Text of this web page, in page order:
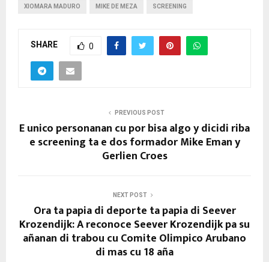
XIOMARA MADURO MIKE DE MEZA SCREENING
SHARE 0
PREVIOUS POST
E unico personanan cu por bisa algo y dicidi riba
e screening ta e dos formador Mike Eman y
Gerlien Croes
NEXT POST
Ora ta papia di deporte ta papia di Seever
Krozendijk: A reconoce Seever Krozendijk pa su
añanan di trabou cu Comite Olimpico Arubano
di mas cu 18 aña